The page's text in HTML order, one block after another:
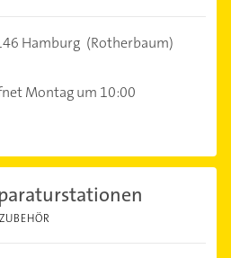
Hamburg (Rotherbaum)
Montag um 10:00